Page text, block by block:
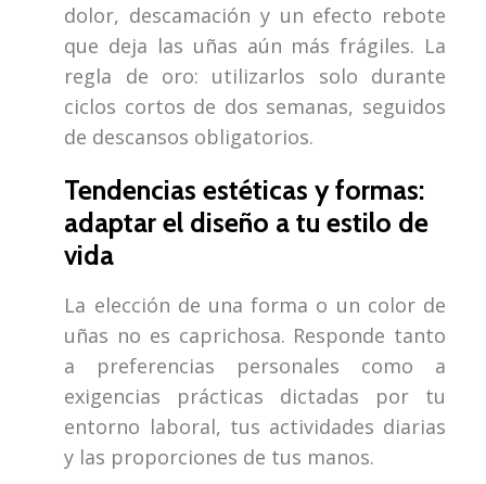
dolor, descamación y un efecto rebote
que deja las uñas aún más frágiles. La
regla de oro: utilizarlos solo durante
ciclos cortos de dos semanas, seguidos
de descansos obligatorios.
Tendencias estéticas y formas:
adaptar el diseño a tu estilo de
vida
La elección de una forma o un color de
uñas no es caprichosa. Responde tanto
a preferencias personales como a
exigencias prácticas dictadas por tu
entorno laboral, tus actividades diarias
y las proporciones de tus manos.